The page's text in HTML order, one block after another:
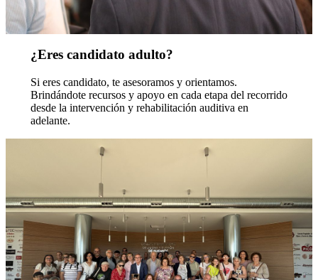
¿Eres candidato adulto?
Si eres candidato, te asesoramos y orientamos.
Brindándote recursos y apoyo en cada etapa del recorrido
desde la intervención y rehabilitación auditiva en
adelante.